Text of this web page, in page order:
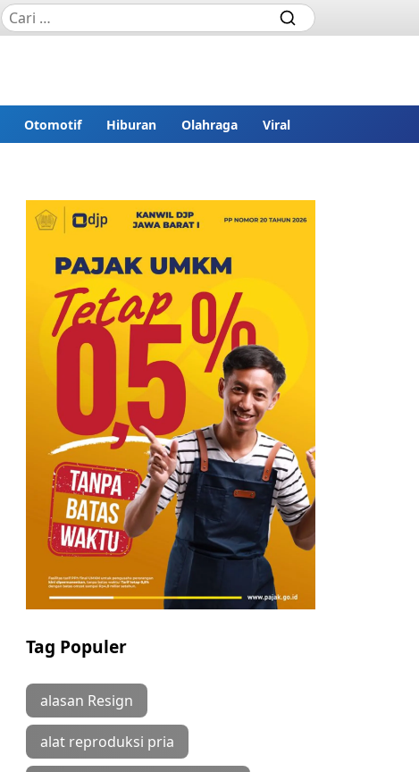
Otomotif Hiburan Olahraga Viral
Tag Populer
alasan Resign
alat reproduksi pria